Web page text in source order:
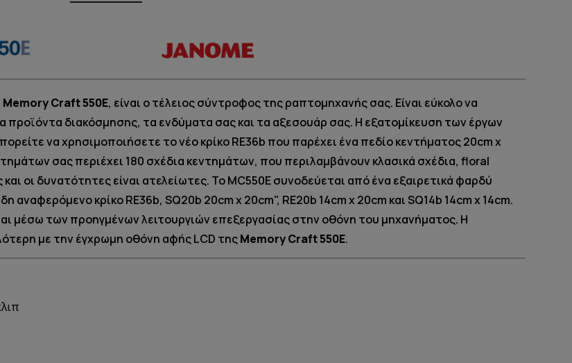
Memory Craft 550E, είναι ο τέλειος σύντροφος της ραπτομηχανής σας. Είναι εύκολο να
διακόσμησης, τα ενδύματα σας και τα αξεσουάρ σας. Η εξατομίκευση των έργων
να χρησιμοποιήσετε το νέο κρίκο RE36b που παρέχει ένα πεδίο κεντήματος 20cm x
σας περιέχει 180 σχέδια κεντημάτων, που περιλαμβάνουν κλασικά σχέδια, floral
οι δυνατότητες είναι ατελείωτες. Το MC550E συνοδεύεται από ένα εξαιρετικά φαρδύ
αναφερόμενο κρίκο RE36b, SQ20b 20cm x 20cm", RE20b 14cm x 20cm και SQ14b 14cm x 14cm.
μέσω των προηγμένων λειτουργιών επεξεργασίας στην οθόνη του μηχανήματος. Η
με την έγχρωμη οθόνη αφής LCD τηςMemory Craft 550E.